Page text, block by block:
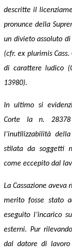
descritte il
pronunce della
un divieto assoluto di
(cfr.ex plurimis
di carattere ludico
13980).
In ultimo si
Corte la n. 28378
l’inutilizzabilità
stilata da soggetti
come eccepito dal
La Cassazione aveva
merito fosse stato
eseguito l’incarico
esterni.Pur
dal datore di lavoro